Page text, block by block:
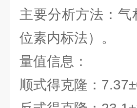
主要分析方法：
位素内标法）。
量值信息：
顺式得克隆：